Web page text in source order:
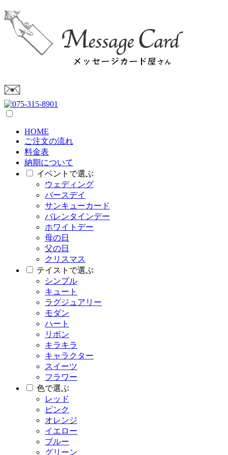
HOME
ご注文の流れ
料金表
納期について
イベントで選ぶ
ウェディング
バースデイ
サンキューカード
バレンタインデー
ホワイトデー
母の日
父の日
クリスマス
テイストで選ぶ
シンプル
キュート
ラグジュアリー
モダン
ハート
リボン
キラキラ
キャラクター
スイーツ
フラワー
色で選ぶ
レッド
ピンク
オレンジ
イエロー
ブルー
グリーン